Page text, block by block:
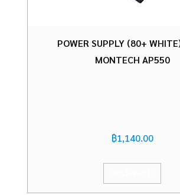
POWER SUPPLY (80+
MONTECH AP550
฿1,140.00